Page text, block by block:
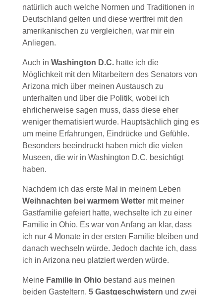
natürlich auch welche Normen und Traditionen in
Deutschland gelten und diese wertfrei mit den
amerikanischen zu vergleichen, war mir ein
Anliegen.
Auch in Washington D.C.hatte ich die
Möglichkeit mit den Mitarbeitern des Senators von
Arizona mich über meinen Austausch zu
unterhalten und über die Politik, wobei ich
ehrlicherweise sagen muss, dass diese eher
weniger thematisiert wurde. Hauptsächlich ging es
um meine Erfahrungen, Eindrücke und Gefühle.
Besonders beeindruckt haben mich die vielen
Museen, die wir in Washington D.C. besichtigt
haben.
Nachdem ich das erste Mal in meinem Leben
Weihnachten bei warmem Wettermit meiner
Gastfamilie gefeiert hatte, wechselte ich zu einer
Familie in Ohio. Es war von Anfang an klar, dass
ich nur 4 Monate in der ersten Familie bleiben und
danach wechseln würde. Jedoch dachte ich, dass
ich in Arizona neu platziert werden würde.
Meine Familie in Ohio bestand aus meinen
beiden Gasteltern, 5 Gastgeschwistern und zwei